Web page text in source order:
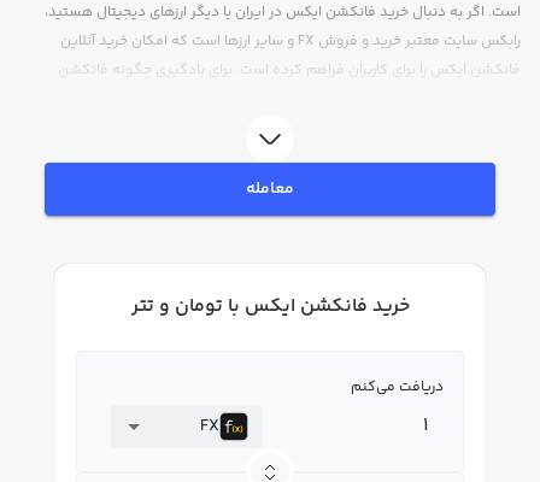
است. اگر به دنبال خرید فانکشن ایکس در ایران یا دیگر ارزهای دیجیتال هستید،
رابکس سایت معتبر خرید و فروش FX و سایر ارزها است که امکان خرید آنلاین
فانکشن ایکس را برای کاربران فراهم کرده است. برای یادگیری چگونه فانکشن
قیمت لحظه‌ای، نمودار و امکانات فروش فانکشن ایکس نیز در دسترس شما قرار دارد
تا بتوانید تصمیمات بهتری در معاملات خود بگیرید.
معامله
خرید فانکشن ایکس با تومان و تتر
دریافت می‌کنم
FX